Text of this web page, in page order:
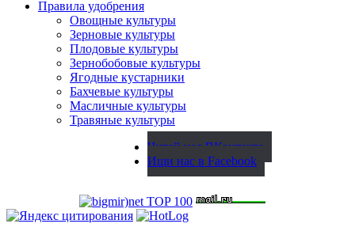
Правила удобрения
Овощные культуры
Зерновые культуры
Плодовые культуры
Зернобобовые культуры
Ягодные кустарники
Бахчевые культуры
Масличные культуры
Травяные культуры
Читай нас ВКонтакте
Ищи нас в Facebook